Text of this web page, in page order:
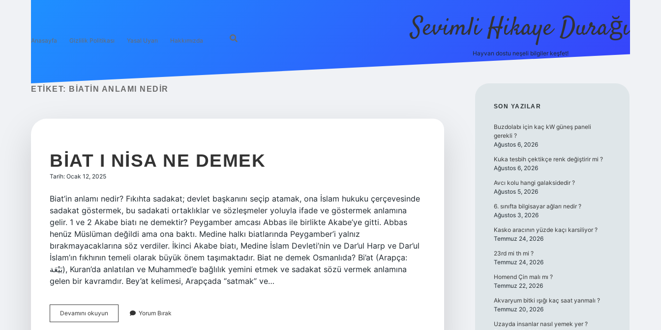
Anasayfa Gizlilik Politikası Yasal Uyarı Hakkımızda Sevimli Hikaye Durağı
Hayvan dostu neşeli bilgiler keşfet!
ETIKET: BIATIN ANLAMI NEDIR
BIAT I NISA NE DEMEK
Tarih: Ocak 12, 2025
Biat’in anlamı nedir? Fıkıhta sadakat; devlet başkanını seçip atamak, ona İslam hukuku çerçevesinde
sadakat göstermek, bu sadakati ortaklıklar ve sözleşmeler yoluyla ifade ve göstermek anlamına
gelir. 1 ve 2 Akabe biatı ne demektir? Peygamber amcası Abbas ile birlikte Akabe’ye gitti. Abbas
henüz Müslüman değildi ama ona baktı. Medine halkı biatlarında Peygamber’i yalnız
bırakmayacaklarına söz verdiler. İkinci Akabe biatı, Medine İslam Devleti’nin ve Dar’ul Harp ve Dar’ul
İslam’ın fıkhının temeli olarak büyük önem taşımaktadır. Biat ne demek Osmanlıda? Bi’at (Arapça:
بَيْعَة), Kuran’da anlatılan ve Muhammed’e bağlılık yemini etmek ve sadakat sözü vermek anlamına
gelen bir kavramdır. Bey’at kelimesi, Arapçada “satmak” ve…
Devamını okuyun
I
Yorum Bırak
SIDEBAR
SON YAZILAR
Buzdolabı için kaç kW güneş paneli
gerekli ?
Ağustos 6, 2026
Kuka tesbih çektikçe renk değiştirir mi ?
Ağustos 6, 2026
Avcı kolu hangi galaksidedir ?
Ağustos 5, 2026
6. sınıfta bilgisayar ağları nedir ?
Ağustos 3, 2026
Kasko aracının yüzde kaçı karsiliyor ?
Temmuz 24, 2026
23rd mi th mi ?
Temmuz 24, 2026
Homend Çin malı mı ?
Temmuz 22, 2026
Akvaryum bitki ışığı kaç saat yanmalı ?
Temmuz 20, 2026
Uzayda insanlar nasıl yemek yer ?